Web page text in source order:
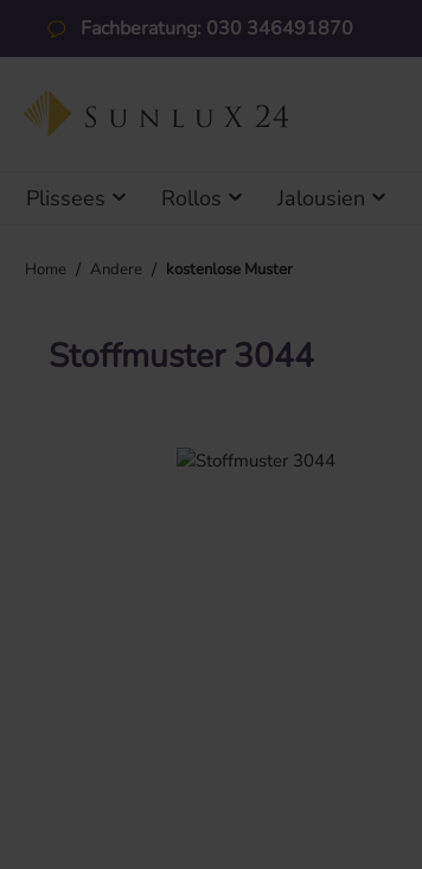
Hauptinhalt springen
Zur Suche springen
Zur Hauptnavigation springen
Fachberatung: 030 346491870
Plissees Rollos Jalousien
Home / Andere / kostenlose Muster
Stoffmuster 3044
Bildergalerie überspringen